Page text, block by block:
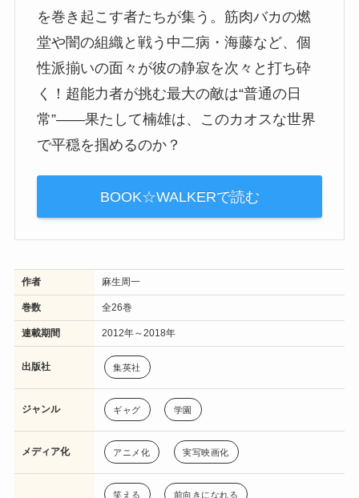
を巻き起こす者たちが集う。筋肉バカの燃
堂や闇の組織と戦う中二病・海藤など、個
性派揃いの面々が彼の静寂を次々と打ち砕
く！超能力者が挑む最大の敵は“普通の日
常”――果たして楠雄は、このカオスな世界
で平穏を掴めるのか？
BOOK☆WALKERで読む
作者 麻生周一
巻数 全26巻
連載期間 2012年～2018年
出版社 集英社
ジャンル ギャグ 学園
メディア化 アニメ化 実写映画化
笑える 前向きになれる